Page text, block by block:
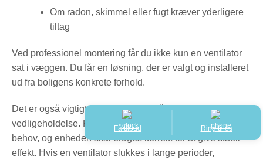
Om radon, skimmel eller fugt kræver yderligere
tiltag
Ved professionel montering får du ikke kun en ventilator
sat i væggen. Du får en løsning, der er valgt og installeret
ud fra boligens konkrete forhold.
Det er også vigtigt, at brugeren forstår drift og
vedligeholdelse. Filtre skal renses eller udskiftes efter
behov, og enheden skal bruges korrekt for at give stabil
effekt. Hvis en ventilator slukkes i lange perioder,
Få tilbud Ring til os